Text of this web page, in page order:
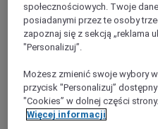
społecznościowych. Twoje
posiadanymi przez te osoby
zapoznaj się z sekcją „reklama
"Personalizuj”.
Możesz zmienić swoje wybory
przycisk "Personalizuj”
"Cookies” w dolnej części strony.
Więcej informacji